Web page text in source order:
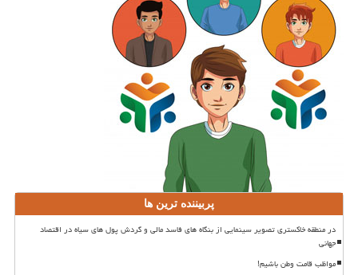
پربیننده ترین ها
در منطقه خاکستری تصویر سینمایی از بنگاه های فاسد مالی و گردش پول های سیاه در اقتصاد
جهانی
مواظب قامت وطن باشیم!